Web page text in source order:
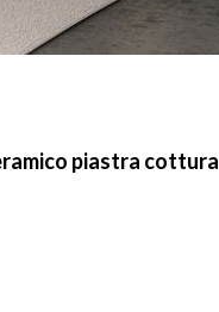
piastra cottura